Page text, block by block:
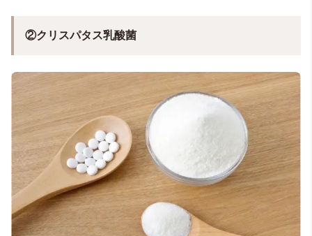
②クリスパタス乳酸菌